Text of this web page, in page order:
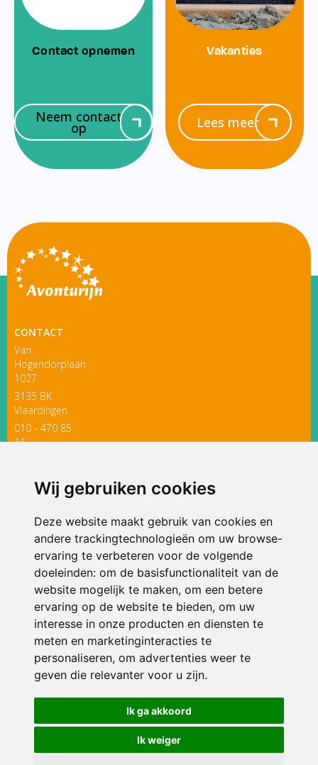
Wij gebruiken cookies
Deze website maakt gebruik van cookies en
andere trackingtechnologieën om uw browse-
ervaring te verbeteren voor de volgende
doeleinden: om de basisfunctionaliteit van de
website mogelijk te maken, om een betere
ervaring op de website te bieden, om uw
interesse in onze producten en diensten te
meten en marketinginteracties te
personaliseren, om advertenties weer te
geven die relevanter voor u zijn.
Ik ga akkoord
Ik weiger
Contact opnemen
Neem contact
op
Vakanties
Lees meer
CONTACT
Van
Hogendorplaan
1027
3135 BK
Vlaardingen
010 - 470 85
16
ONDERDEEL VAN
© 2026 Avonturijn | Alle rechten voorbehouden
Privacy policy|Disclaimer| Klachtenregeling|RSIN en Anbi
voorkeuren
Crealisatie The MindOffice